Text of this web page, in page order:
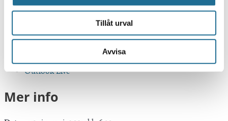
Tillåt urval
Avvisa
Outlook Live
Mer info